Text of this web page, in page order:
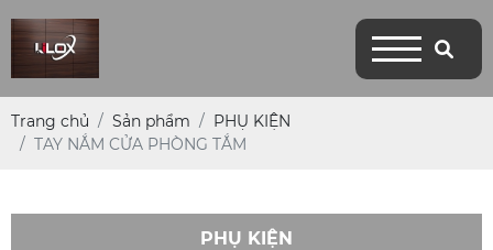
Trang chủ Sản phẩm
PHỤ KIỆN
TAY NẮM CỬA PHÒNG TẮM
PHỤ KIỆN